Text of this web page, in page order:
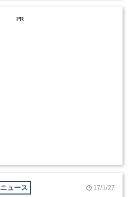
PR
ニュース 17/1/27